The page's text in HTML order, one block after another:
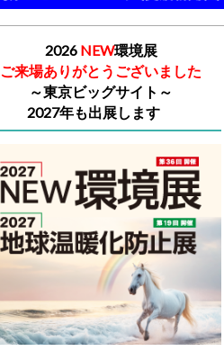
2026 NEW環境展
ご来場ありがとうございました
～東京ビッグサイト～
2027年も出展します